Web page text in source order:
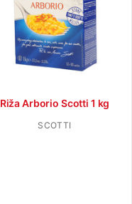
Riža Arborio Scotti 1 kg
SCOTTI